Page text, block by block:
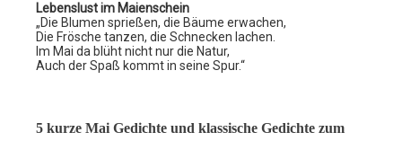
Lebenslust im Maienschein
„Die Blumen sprießen, die Bäume erwachen,
Die Frösche tanzen, die Schnecken lachen.
Im Mai da blüht nicht nur die Natur,
Auch der Spaß kommt in seine Spur.“
5 kurze Mai Gedichte und klassische Gedichte zum